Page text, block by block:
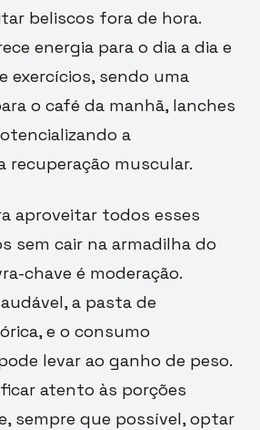
beliscos fora de hora.
energia para o dia a dia e
exercícios, sendo uma
o café da manhã, lanches
a
recuperação muscular.
aproveitar todos esses
sem cair na armadilha do
chave é moderação.
a pasta de
e o consumo
levar ao ganho de peso.
atento às porções
sempre que possível, optar